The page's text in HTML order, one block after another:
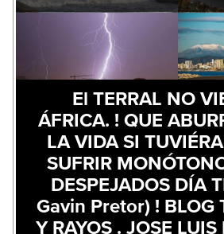
El TERRAL NO
ÁFRICA. ! QUE
LA VIDA SI
SUFRIR
DESPEJADOS DÍA
Gavin Pretor) ! BLOG
Y RAYOS . JOSE LUIS